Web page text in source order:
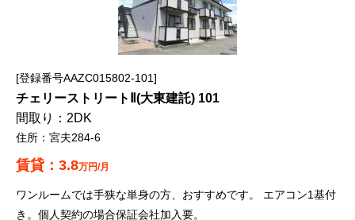
登録番号AAZC015802-101
チェリーストリートⅡ(大東建託) 101
2DK
宮夫284-6
3.8万円/月
ワンルームでは手狭な単身の方、おすすめです。 エアコン1基付
き。個人契約の場合保証会社加入要。